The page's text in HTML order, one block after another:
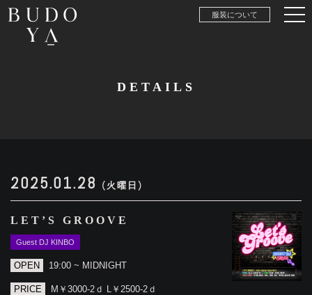
服装について
DETAILS
2025.01.28 (火曜日)
LET’S GROOVE
Guest DJ KINBO
OPEN 19:00 ~ MIDNIGHT
PRICE M￥3000-2ｄ L￥2500-2ｄ